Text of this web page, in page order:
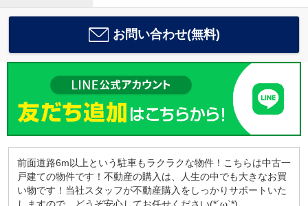
お問い合わせ(無料)
前面道路6m以上という駐車もラクラクな物件！こちらは中古一
戸建ての物件です！不動産の購入は、人生の中でも大きなお買
い物です！当社スタッフが不動産購入をしっかりサポートいた